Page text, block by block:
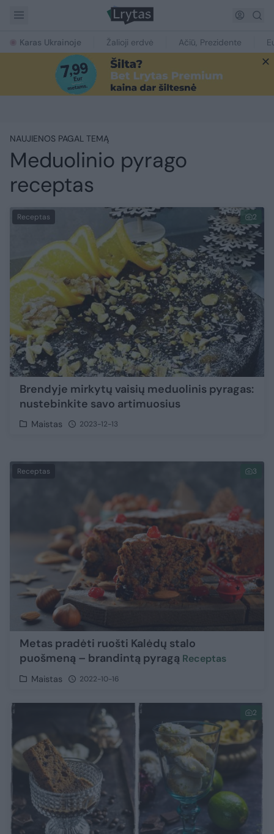
Karas Ukrainoje Žalioji erdvė Ačiū, Prezidente
NAUJIENOS PAGAL TEMĄ
Meduolinio pyrago
receptas
Receptas 2
Brendyje mirkytų vaisių meduolinis pyragas:
nustebinkite savo artimuosius
Maistas 2023-12-13
Receptas 3
Metas pradėti ruošti Kalėdų stalo
puošmeną – brandintą pyragą Receptas
Maistas 2022-10-16
2